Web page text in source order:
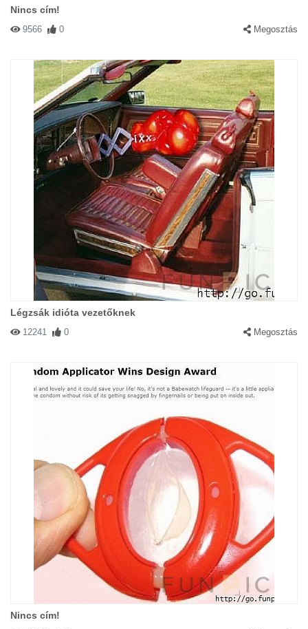
Nincs cím!
9566 0 Megosztás
Légzsák idióta vezetőknek
12241 0 Megosztás
Nincs cím!